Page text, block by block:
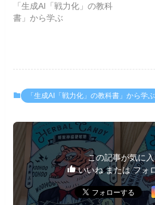
「生成AI「戦力化」の教科
書」から学ぶ
「生成AI「戦力化」の教科書」から学ぶ
この記事が気に
いいね または フォ